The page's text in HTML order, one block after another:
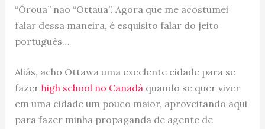
“Óroua” nao “Ottaua”. Agora que me acostumei
falar dessa maneira, é esquisito falar do jeito
português…
Aliás, acho Ottawa uma excelente cidade para se
fazer high school no Canadáquando se quer viver
em uma cidade um pouco maior, aproveitando aqui
para fazer minha propaganda de agente de